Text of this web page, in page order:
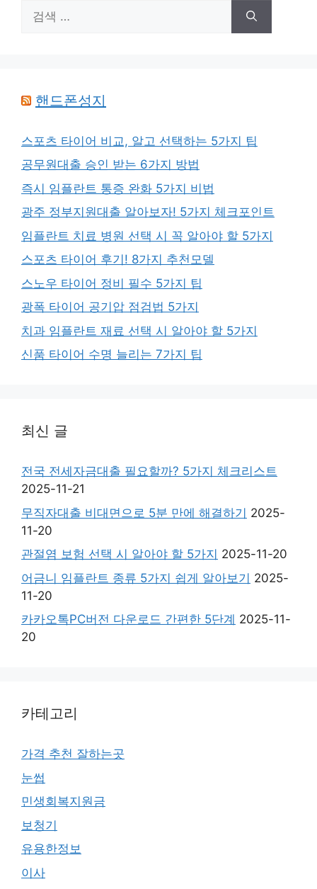
색:
핸드폰성지
스포츠 타이어 비교, 알고 선택하는 5가지 팁
공무원대출 승인 받는 6가지 방법
즉시 임플란트 통증 완화 5가지 비법
광주 정부지원대출 알아보자! 5가지 체크포인트
임플란트 치료 병원 선택 시 꼭 알아야 할 5가지
스포츠 타이어 후기! 8가지 추천모델
스노우 타이어 정비 필수 5가지 팁
광폭 타이어 공기압 점검법 5가지
치과 임플란트 재료 선택 시 알아야 할 5가지
신품 타이어 수명 늘리는 7가지 팁
최신 글
전국 전세자금대출 필요할까? 5가지 체크리스트
2025-11-21
무직자대출 비대면으로 5분 만에 해결하기 2025-
11-20
관절염 보험 선택 시 알아야 할 5가지 2025-11-20
어금니 임플란트 종류 5가지 쉽게 알아보기 2025-
11-20
카카오톡PC버전 다운로드 간편한 5단계 2025-11-
20
카테고리
가격 추천 잘하는곳
눈썹
민생회복지원금
보청기
유용한정보
이사